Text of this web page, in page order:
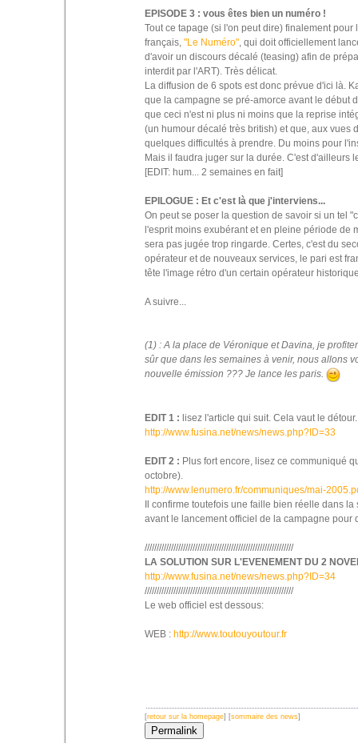
EPISODE 3 : vous êtes bien un numéro !
Tout ce tapage (si l'on peut dire) finalement
français, "Le Numéro", qui doit officiellement
d'avoir un discours décalé (teasing) afin de
interdit par l'ART). Très délicat.
La diffusion de 6 spots est donc prévue d'ici là.
que la campagne se pré-amorce avant le début
que ceci n'est ni plus ni moins que la reprise
(un humour décalé très british) et que, aux vues
quelques difficultés à prendre. Du moins pour
Mais il faudra juger sur la durée. C'est d'ailleurs
[EDIT: hum... 2 semaines en fait]
EPILOGUE : Et c'est là que j'interviens...
On peut se poser la question de savoir si un tel
l'esprit moins exubérant et en pleine période de
sera pas jugée trop ringarde. Certes, c'est du
opérateur et de nouveaux services, le pari est
tête l'image rétro d'un certain opérateur
A suivre...
(1) : A la place de Véronique et Davina, je
sûr que dans les semaines à venir, nous allons
nouvelle émission ??? Je lance les paris.
EDIT 1 : lisez l'article qui suit. Cela vaut le détour.
http://www.fusina.net/news/news.php?ID=33
EDIT 2 : Plus fort encore, lisez ce communiqué
octobre).
http://www.lenumero.fr/communiques/mai-
Il confirme toutefois une faille bien réelle dans
avant le lancement officiel de la campagne
//////////////////////////////////////////////////////////////
LA SOLUTION SUR L'EVENEMENT DU 2
http://www.fusina.net/news/news.php?ID=34
//////////////////////////////////////////////////////////////
Le web officiel est dessous:
WEB : http://www.toutouyoutour.fr
[retour sur la homepage] [sommaire des news]